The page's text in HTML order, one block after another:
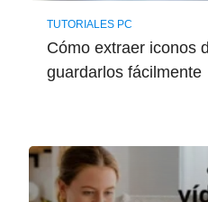
TUTORIALES PC
Cómo extraer iconos
guardarlos fácilmente